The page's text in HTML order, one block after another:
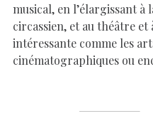
musical, en l’élargissant à
circassien, et au théâtre
intéressante comme les
cinématographiques ou